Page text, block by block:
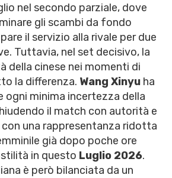
nel secondo parziale, dove
gli scambi da fondo
il servizio alla rivale per due
Tuttavia, nel set decisivo, la
della cinese nei momenti di
la differenza. Wang Xinyu ha
minima incertezza della
il match con autorità e
una rappresentanza ridotta
già dopo poche ore
in questo Luglio 2026.
è però bilanciata da un